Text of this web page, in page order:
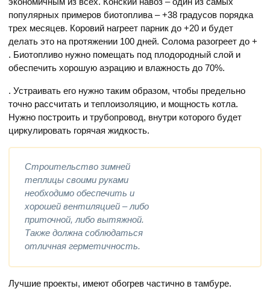
популярных примеров биотоплива – +38 градусов порядка
трех месяцев. Коровий нагреет парник до +20 и будет
делать это на протяжении 100 дней. Солома разогреет до +
. Биотопливо нужно помещать под плодородный слой и
обеспечить хорошую аэрацию и влажность до 70%.
. Устраивать его нужно таким образом, чтобы предельно
точно рассчитать и теплоизоляцию, и мощность котла.
Нужно построить и трубопровод, внутри которого будет
циркулировать горячая жидкость.
Строительство зимней
теплицы своими руками
необходимо обеспечить и
хорошей вентиляцией – либо
приточной, либо вытяжной.
Также должна соблюдаться
отличная герметичность.
Лучшие проекты, имеют обогрев частично в тамбуре.